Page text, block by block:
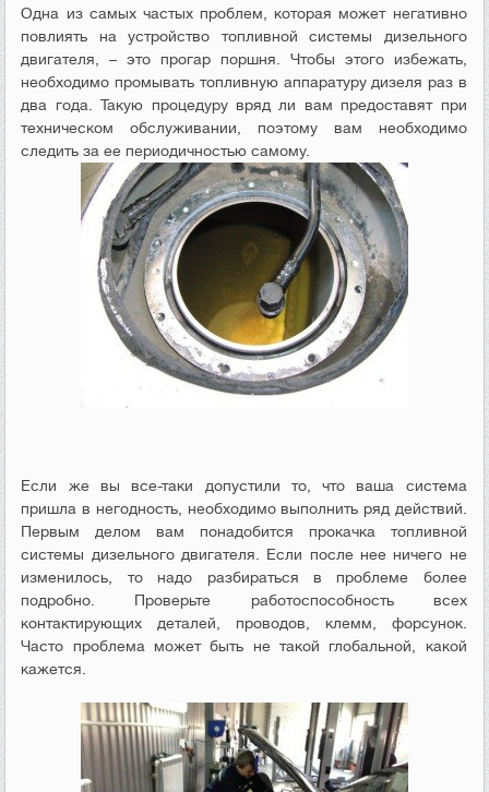
Одна из самых частых проблем, которая может негативно
повлиять на устройство топливной системы дизельного
двигателя, – это прогар поршня. Чтобы этого избежать,
необходимо промывать топливную аппаратуру дизеля раз в
два года. Такую процедуру вряд ли вам предоставят при
техническом обслуживании, поэтому вам необходимо
следить за ее периодичностью самому.
Если же вы все-таки допустили то, что ваша система
пришла в негодность, необходимо выполнить ряд действий.
Первым делом вам понадобится прокачка топливной
системы дизельного двигателя. Если после нее ничего не
изменилось, то надо разбираться в проблеме более
подробно. Проверьте работоспособность всех
контактирующих деталей, проводов, клемм, форсунок.
Часто проблема может быть не такой глобальной, какой
кажется.